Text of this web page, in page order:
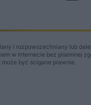
i rozpowszechniany lub
w Internecie bez pisemnej
być ścigane prawnie.